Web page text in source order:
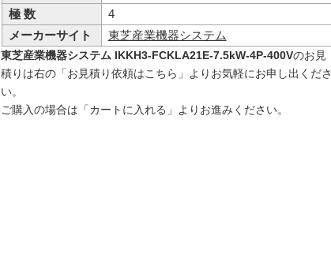
極 数
4
メーカーサイト
東芝産業機器システム
東芝産業機器システム IKKH3-FCKLA21E-7.5kW-4P-400Vのお見
積りは右の「お見積り依頼はこちら」よりお気軽にお申し出くださ
い。
ご購入の場合は「カートに入れる」よりお進みください。